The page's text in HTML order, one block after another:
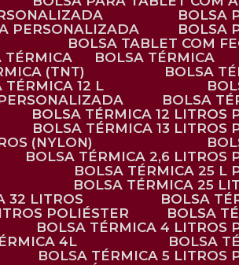
PERSONALIZADA
BOLSA TABLET COM
TÉRMICA BOLSA TÉRMICA
(TNT)
BOLSA
TÉRMICA 12 L
BOLSA
BOLSA TÉRMICA 12
BOLSA TÉRMICA 13
(NYLON)
BOLSA TÉRMICA 2,6 LITROS
BOLSA TÉRMICA 25 L
BOLSA TÉRMICA 25
32 LITROS
BOLSA
POLIÉSTER
BOLSA
BOLSA TÉRMICA 4 LITROS
4L
BOLSA
BOLSA TÉRMICA 5 LITROS